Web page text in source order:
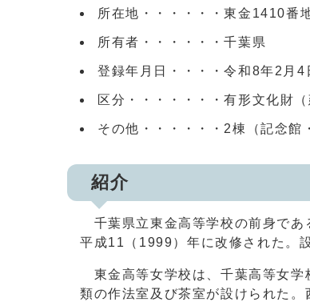
所在地・・・・・・東金1410番
所有者・・・・・・千葉県
登録年月日・・・・令和8年2月4
区分・・・・・・・有形文化財（
その他・・・・・・2棟（記念館
紹介
千葉県立東金高等学校の前身であ
平成11（1999）年に改修された。
東金高等女学校は、千葉高等女学
類の作法室及び茶室が設けられた